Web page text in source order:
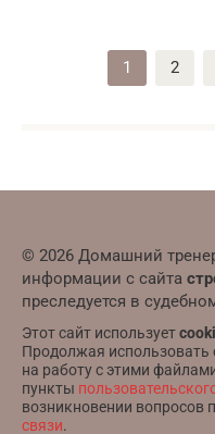
1 2
© 2026 Домашний
информации с сайта
преследуется в
Этот сайт использует
Продолжая использовать
на работу с этими
пункты
возникновении вопросов
связи.